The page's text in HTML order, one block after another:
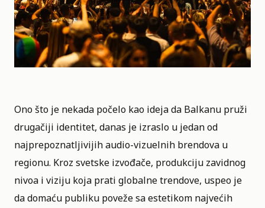
Ono što je nekada počelo kao ideja da Balkanu pruži
drugačiji identitet, danas je izraslo u jedan od
najprepoznatljivijih audio-vizuelnih brendova u
regionu. Kroz svetske izvođače, produkciju zavidnog
nivoa i viziju koja prati globalne trendove, uspeo je
da domaću publiku poveže sa estetikom najvećih